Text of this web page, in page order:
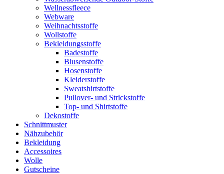
Wellnessfleece
Webware
Weihnachtsstoffe
Wollstoffe
Bekleidungsstoffe
Badestoffe
Blusenstoffe
Hosenstoffe
Kleiderstoffe
Sweatshirtstoffe
Pullover- und Strickstoffe
Top- und Shirtstoffe
Dekostoffe
Schnittmuster
Nähzubehör
Bekleidung
Accessoires
Wolle
Gutscheine